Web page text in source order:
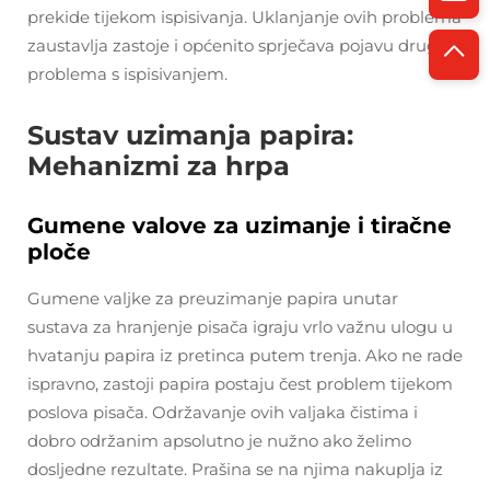
prekide tijekom ispisivanja. Uklanjanje ovih problema
zaustavlja zastoje i općenito sprječava pojavu drugih
problema s ispisivanjem.
Sustav uzimanja papira:
Mehanizmi za hrpa
Gumene valove za uzimanje i tiračne
ploče
Gumene valjke za preuzimanje papira unutar
sustava za hranjenje pisača igraju vrlo važnu ulogu u
hvatanju papira iz pretinca putem trenja. Ako ne rade
ispravno, zastoji papira postaju čest problem tijekom
poslova pisača. Održavanje ovih valjaka čistima i
dobro održanim apsolutno je nužno ako želimo
dosljedne rezultate. Prašina se na njima nakuplja iz